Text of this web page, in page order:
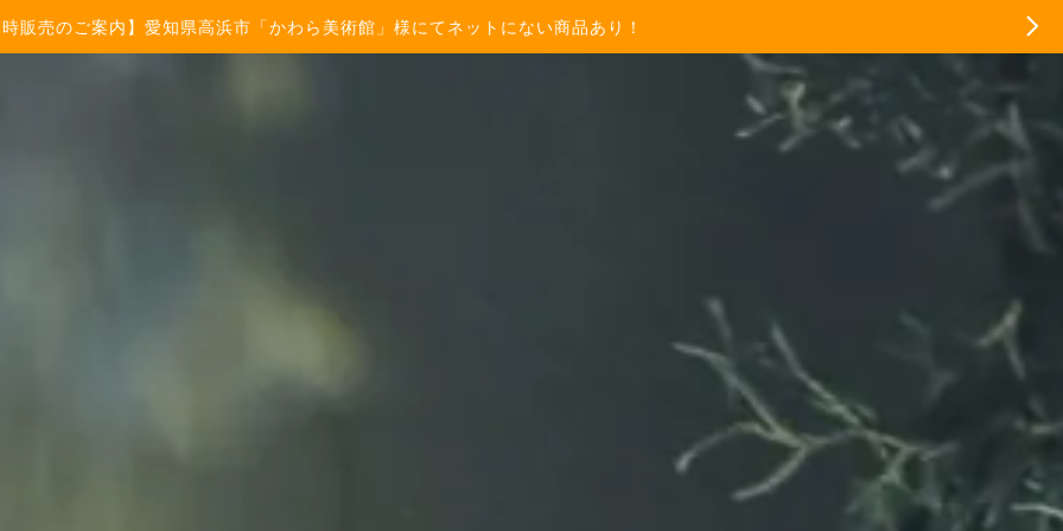
販売のご案内】愛知県高浜市「かわら美術館」様にてネットにない商品あり！